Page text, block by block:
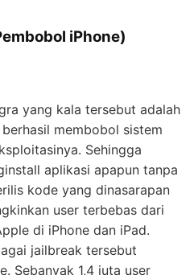
iPhone)
yang kala tersebut adalah
membobol sistem
Sehingga
aplikasi apapun tanpa
kode yang dinasarapan
user terbebas dari
di iPhone dan iPad.
jailbreak tersebut
Sebanyak 1,4 juta user